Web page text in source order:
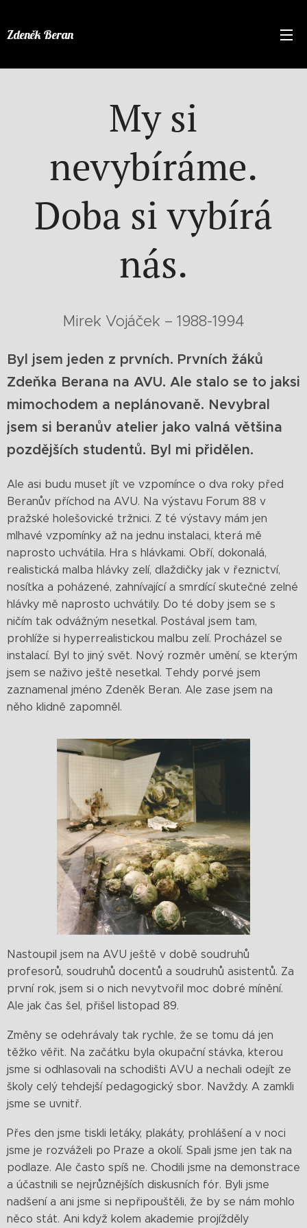
Zdeněk Beran
My si
nevybíráme.
Doba si vybírá
nás.
Mirek Vojáček – 1988-1994
Byl jsem jeden z prvních. Prvních žáků
Zdeňka Berana na AVU. Ale stalo se to jaksi
mimochodem a neplánovaně. Nevybral
jsem si beranův atelier jako valná většina
pozdějších studentů. Byl mi přidělen.
Ale asi budu muset jít ve vzpomínce o dva roky před
Beranův příchod na AVU. Na výstavu Forum 88 v
pražské holešovické tržnici. Z té výstavy mám jen
mlhavé vzpomínky až na jednu instalaci, která mě
naprosto uchvátila. Hra s hlávkami. Obří, dokonalá,
realistická malba hlávky zelí, dlaždičky jak v řeznictví,
nosítka a poházené, zahnívající a smrdící skutečné zelné
hlávky mě naprosto uchvátily. Do té doby jsem se s
ničím tak odvážným nesetkal. Postával jsem tam,
prohlíže si hyperrealistickou malbu zelí. Procházel se
instalací. Byl to jiný svět. Nový rozměr umění, se kterým
jsem se naživo ještě nesetkal. Tehdy porvé jsem
zaznamenal jméno Zdeněk Beran. Ale zase jsem na
něho klidně zapomněl.
Nastoupil jsem na AVU ještě v době soudruhů
profesorů, soudruhů docentů a soudruhů asistentů. Za
první rok, jsem si o nich nevytvořil moc dobré mínění.
Ale jak čas šel, přišel listopad 89.
Změny se odehrávaly tak rychle, že se tomu dá jen
těžko věřit. Na začátku byla okupační stávka, kterou
jsme si odhlasovali na schodišti AVU a nechali odejít ze
školy celý tehdejší pedagogický sbor. Navždy. A zamkli
jsme se uvnitř.
Přes den jsme tiskli letáky, plakáty, prohlášení a v noci
jsme je rozváželi po Praze a okolí. Spali jsme jen tak na
podlaze. Ale často spíš ne. Chodili jsme na demonstrace
a účastnili se nejrůznějších diskusních fór. Byli jsme
nadšení a ani jsme si nepřipouštěli, že by se nám mohlo
něco stát. Ani když kolem akademie projížděly